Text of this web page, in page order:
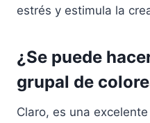
estrés y estimula la
¿Se puede
grupal de
Claro, es una